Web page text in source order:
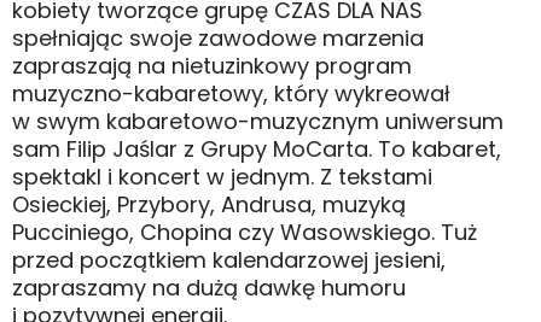
kobiety tworzące grupę CZAS DLA NAS
spełniając swoje zawodowe marzenia
zapraszają na nietuzinkowy program
muzyczno-kabaretowy, który wykreował
w swym kabaretowo-muzycznym uniwersum
sam Filip Jaślar z Grupy MoCarta. To kabaret,
spektakl i koncert w jednym. Z tekstami
Osieckiej, Przybory, Andrusa, muzyką
Pucciniego, Chopina czy Wasowskiego. Tuż
przed początkiem kalendarzowej jesieni,
zapraszamy na dużą dawkę humoru
i pozytywnej energii.